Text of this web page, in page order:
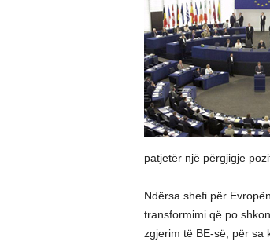
patjetër një përgjigje
Ndërsa shefi për
transformimi që po
zgjerim të BE-së, për sa